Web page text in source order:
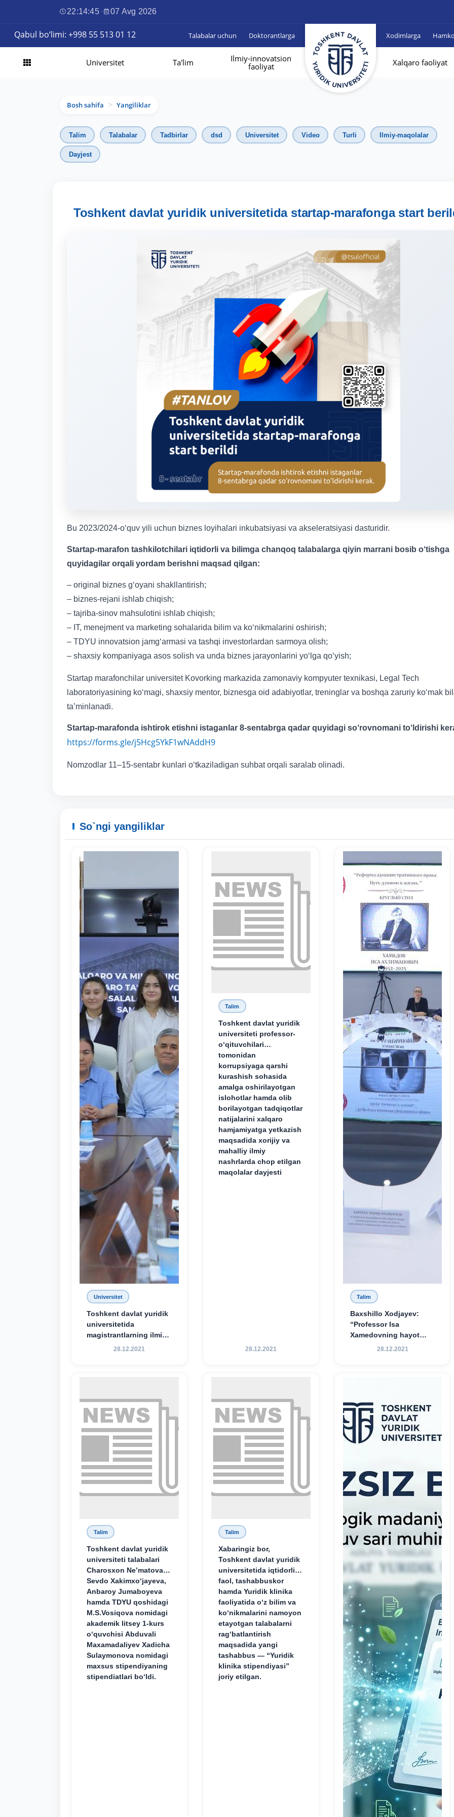
22:14:46 · 07 Avg 2026
Qabul bo‘limi: +998 55 513 01 12 Talabalar uchun Doktorantlarga Xodimlarga
Universitet Ta'lim
Ilmiy-innovatsion
faoliyat
Xalqaro faoliyat
Bosh sahifa > Yangiliklar
Talim Talabalar Tadbirlar dsd Universitet Video Turli Ilmiy-maqolalar
Dayjest
Toshkent davlat yuridik universitetida startap-marafonga start
Bu 2023/2024-o‘quv yili uchun biznes loyihalari inkubatsiyasi va akseleratsiyasi dasturidir.
Startap-marafon tashkilotchilari iqtidorli va bilimga chanqoq talabalarga qiyin marrani bosib o‘tishga
quyidagilar orqali yordam berishni maqsad qilgan:
– original biznes g‘oyani shakllantirish;
– biznes-rejani ishlab chiqish;
– tajriba-sinov mahsulotini ishlab chiqish;
– IT, menejment va marketing sohalarida bilim va ko‘nikmalarini oshirish;
– TDYU innovatsion jamg‘armasi va tashqi investorlardan sarmoya olish;
– shaxsiy kompaniyaga asos solish va unda biznes jarayonlarini yo‘lga qo‘yish;
Startap marafonchilar universitet Kovorking markazida zamonaviy kompyuter texnikasi, Legal Tech
laboratoriyasining ko‘magi, shaxsiy mentor, biznesga oid adabiyotlar, treninglar va boshqa zaruriy ko‘mak
taʼminlanadi.
Startap-marafonda ishtirok etishni istaganlar 8-sentabrga qadar quyidagi so‘rovnomani to‘ldirishi
https://forms.gle/j5Hcg5YkF1wNAddH9
Nomzodlar 11–15-sentabr kunlari o‘tkaziladigan suhbat orqali saralab olinadi.
So`ngi yangiliklar
Universitet
Toshkent davlat yuridik
universitetida
magistrantlarning ilmiy-
amaliy konferensiyasi
28.12.2021
Talim
Toshkent davlat yuridik
universiteti professor-
o‘qituvchilari
tomonidan
korrupsiyaga qarshi
kurashish sohasida
amalga oshirilayotgan
islohotlar hamda olib
borilayotgan tadqiqotlar
natijalarini xalqaro
hamjamiyatga yetkazish
maqsadida xorijiy va
mahalliy ilmiy
nashrlarda chop etilgan
maqolalar dayjesti
28.12.2021
Talim
Baxshillo Xodjayev:
“Professor Isa
Xamedovning hayot
yo‘li — ilm-fanga,
28.12.2021
Talim
Toshkent davlat yuridik
universiteti talabalari
Charosxon Ne’matova,
Sevdo Xakimxo‘jayeva,
Anbaroy Jumaboyeva
hamda TDYU qoshidagi
M.S.Vosiqova nomidagi
akademik litsey 1-kurs
o‘quvchisi Abduvali
Maxamadaliyev Xadicha
Sulaymonova nomidagi
maxsus stipendiyaning
stipendiatlari bo‘ldi.
Talim
Xabaringiz bor,
Toshkent davlat yuridik
universitetida iqtidorli,
faol, tashabbuskor
hamda Yuridik klinika
faoliyatida o‘z bilim va
ko‘nikmalarini namoyon
etayotgan talabalarni
rag‘batlantirish
maqsadida yangi
tashabbus — “Yuridik
klinika stipendiyasi”
joriy etilgan.